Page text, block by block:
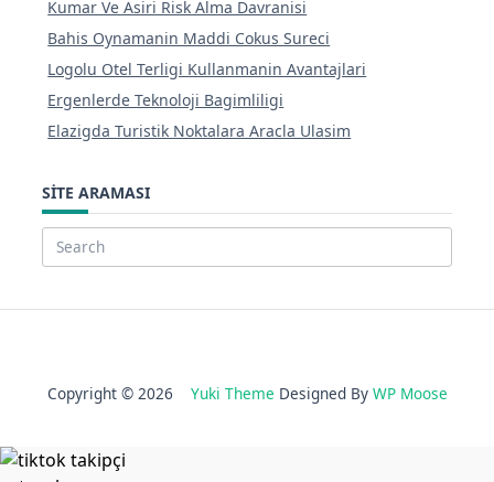
Kumar Ve Asiri Risk Alma Davranisi
Bahis Oynamanin Maddi Cokus Sureci
Logolu Otel Terligi Kullanmanin Avantajlari
Ergenlerde Teknoloji Bagimliligi
Elazigda Turistik Noktalara Aracla Ulasim
SITE ARAMASI
Search
Copyright © 2026 Yuki Theme Designed By WP Moose